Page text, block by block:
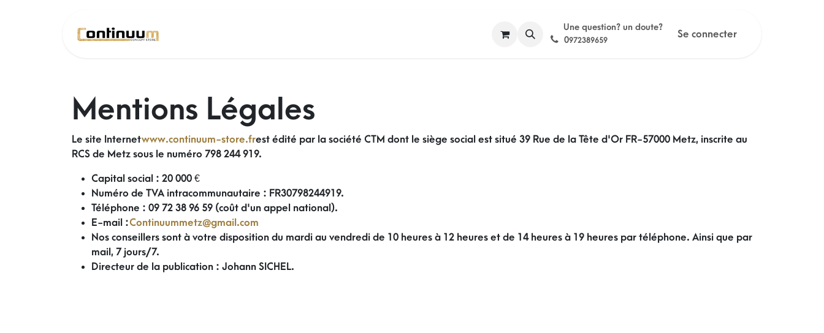
Une question? un doute?
0972389659
Se connecter
Mentions Légales
Le site Internetwww.continuum-store.frest édité par la société CTM dont le siège social est situé 39 Rue de la Tête d'Or FR-57000 Metz, inscrite au
RCS de Metz sous le numéro 798 244 919.
Capital social : 20 000 €
Numéro de TVA intracommunautaire : FR30798244919.
Téléphone : 09 72 38 96 59 (coût d'un appel national).
E-mail :Continuummetz@gmail.com
Nos conseillers sont à votre disposition du mardi au vendredi de 10 heures à 12 heures et de 14 heures à 19 heures par téléphone. Ainsi que par
mail, 7 jours/7.
Directeur de la publication : Johann SICHEL.